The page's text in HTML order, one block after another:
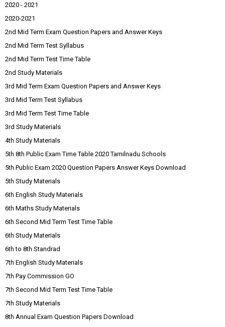
2020 - 2021
2020-2021
2nd Mid Term Exam Question Papers and Answer Keys
2nd Mid Term Test Syllabus
2nd Mid Term Test Time Table
2nd Study Materials
3rd Mid Term Exam Question Papers and Answer Keys
3rd Mid Term Test Syllabus
3rd Mid Term Test Time Table
3rd Study Materials
4th Study Materials
5th 8th Public Exam Time Table 2020 Tamilnadu Schools
5th Public Exam 2020 Question Papers Answer Keys Download
5th Study Materials
6th English Study Materials
6th Maths Study Materials
6th Second Mid Term Test Time Table
6th Study Materials
6th to 8th Standrad
7th English Study Materials
7th Pay Commission GO
7th Second Mid Term Test Time Table
7th Study Materials
8th Annual Exam Question Papers Download